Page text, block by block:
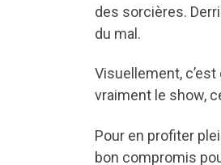
des sorcières.
du mal.
Visuellement,
vraiment le show,
Pour en profiter
bon compromis